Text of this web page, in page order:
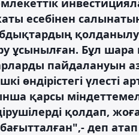
есебінен
ұсынылған. Бұл шара
пайдалануын
өндірістегі үлесті
қарсы
қолдап,
деп атап